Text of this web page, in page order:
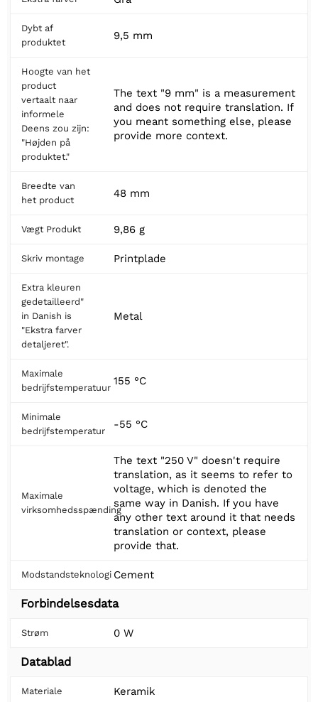
Dybt af
produktet
9,5 mm
Hoogte van het
product
vertaalt naar
informele
Deens zou zijn:
"Højden på
produktet."
The text "9 mm" is a measurement
and does not require translation. If
you meant something else, please
provide more context.
Breedte van
het product
48 mm
Vægt Produkt 9,86 g
Skriv montage Printplade
Extra kleuren
gedetailleerd"
in Danish is
"Ekstra farver
detaljeret".
Metal
Maximale
bedrijfstemperatuur
155 °C
Minimale
bedrijfstemperatur
-55 °C
Maximale
virksomhedsspænding
The text "250 V" doesn't require
translation, as it seems to refer to
voltage, which is denoted the
same way in Danish. If you have
any other text around it that needs
translation or context, please
provide that.
Modstandsteknologi Cement
Forbindelsesdata
Strøm 0 W
Datablad
Materiale Keramik